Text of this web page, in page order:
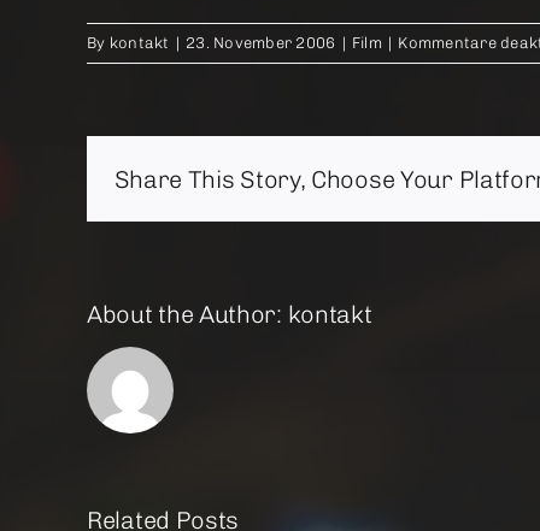
By kontakt | 23. November 2006 | Film | Kommentare
Share This Story, Choose Your
About the Author: kontakt
Related Posts